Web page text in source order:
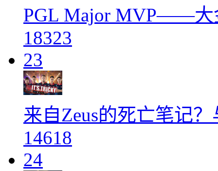
PGL Major MVP——大
18323
23
来自Zeus的死亡笔记
14618
24